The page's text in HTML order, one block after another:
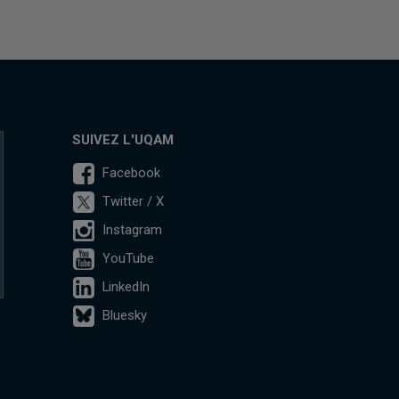
SUIVEZ L'UQAM
Facebook
Twitter / X
Instagram
YouTube
LinkedIn
Bluesky